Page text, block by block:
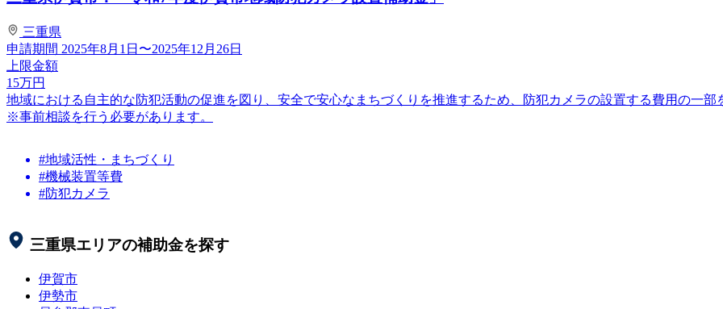
三重県
申請期間 2025年8月1日〜2025年12月26日
上限金額
15万円
地域における自主的な防犯活動の促進を図り、安全で安心なまちづくりを推進するため、防犯カメラの設置する費用の一部
※事前相談を行う必要があります。
#地域活性・まちづくり
#機械装置等費
#防犯カメラ
三重県エリアの補助金を探す
伊賀市
伊勢市